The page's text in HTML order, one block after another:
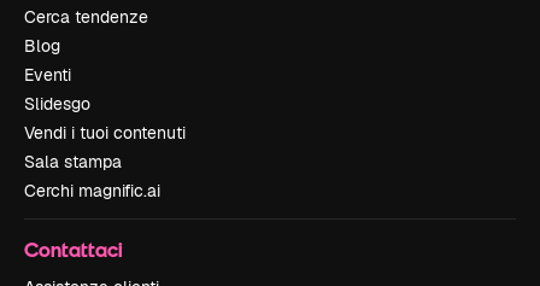
Cerca tendenze
Blog
Eventi
Slidesgo
Vendi i tuoi contenuti
Sala stampa
Cerchi magnific.ai
Contattaci